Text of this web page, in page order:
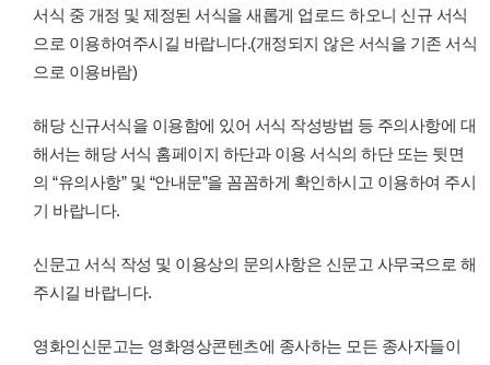
서식 중 개정 및 제정된 서식을 새롭게 업로드 하오니 신규 서식
으로 이용하여주시길 바랍니다.(개정되지 않은 서식을 기존 서식
으로 이용바람)
해당 신규서식을 이용함에 있어 서식 작성방법 등 주의사항에 대
해서는 해당 서식 홈페이지 하단과 이용 서식의 하단 또는 뒷면
의 “유의사항” 및 “안내문”을 꼼꼼하게 확인하시고 이용하여 주시
기 바랍니다.
신문고 서식 작성 및 이용상의 문의사항은 신문고 사무국으로 해
주시길 바랍니다.
영화인신문고는 영화영상콘텐츠에 종사하는 모든 종사자들이